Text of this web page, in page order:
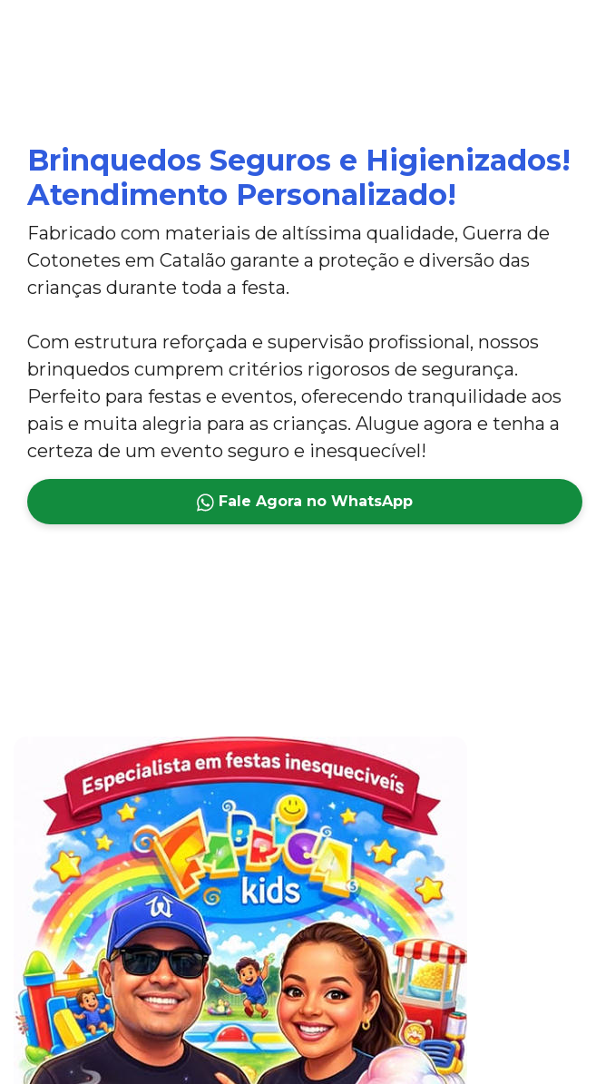
Brinquedos Seguros e Higienizados!
Atendimento Personalizado!
Fabricado com materiais de altíssima qualidade, Guerra de
Cotonetes em Catalão garante a proteção e diversão das
crianças durante toda a festa.
Com estrutura reforçada e supervisão profissional, nossos
brinquedos cumprem critérios rigorosos de segurança.
Perfeito para festas e eventos, oferecendo tranquilidade aos
pais e muita alegria para as crianças. Alugue agora e tenha a
certeza de um evento seguro e inesquecível!
Fale Agora no WhatsApp